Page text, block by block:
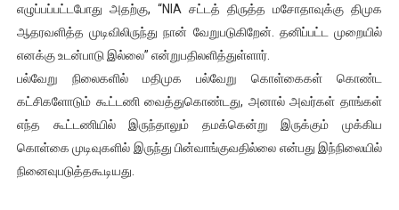
ஐ.நா முன்றலில் சீரற்ற காலநிலையிலும் தமிழின அழிப்பிற்கு
இளையராஜா – கமல் அவசர சந்திப்பு (படங்கள், விடியோ)
ஜனாதிபதி ஐக்கிய நாடுகளின் பொதுச் சபை கூட்டத்தில் இன்று
32 CM விநோத கன்றுக்குட்டி! (வீடியோ)
வலிமை தான் அஜித் திரைப்பயணத்திலே அதிக காலெக்ஷன் செய்த
எழுப்பப்பட்டபோது அதற்கு, “NIA சட்டத் திருத்த மசோதாவுக்கு திமுக
ஆதரவளித்த முடிவிலிருந்து நான் வேறுபடுகிறேன். தனிப்பட்ட முறையில்
எனக்கு உடன்பாடு இல்லை” என்றுபதிலளித்துள்ளார்.
பல்வேறு நிலைகளில் மதிமுக பல்வேறு கொள்கைகள் கொண்ட
கட்சிகளோடும் கூட்டணி வைத்துகொண்டது, அனால் அவர்கள் தாங்கள்
எந்த கூட்டணியில் இருந்தாலும் தமக்கென்று இருக்கும் முக்கிய
கொள்கை முடிவுகளில் இருந்து பின்வாங்குவதில்லை என்பது இந்நிலையில்
நினைவுபடுத்தகூடியது.